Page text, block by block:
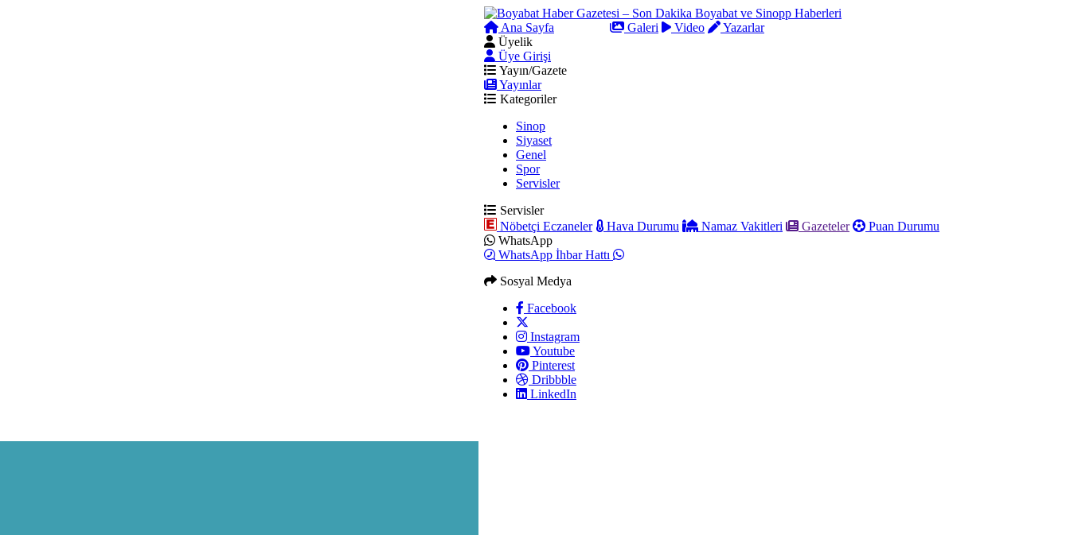
Ana Sayfa Galeri Video
Yazarlar
Üyelik
Üye Girişi
Yayın/Gazete
Yayınlar
Kategoriler
Sinop
Siyaset
Genel
Spor
Servisler
Servisler
Nöbetçi Eczaneler
Hava Durumu Namaz Vakitleri Gazeteler
Puan Durumu
WhatsApp
WhatsApp İhbar Hattı
Sosyal Medya
Facebook
Instagram
Youtube
Pinterest
Dribbble
LinkedIn